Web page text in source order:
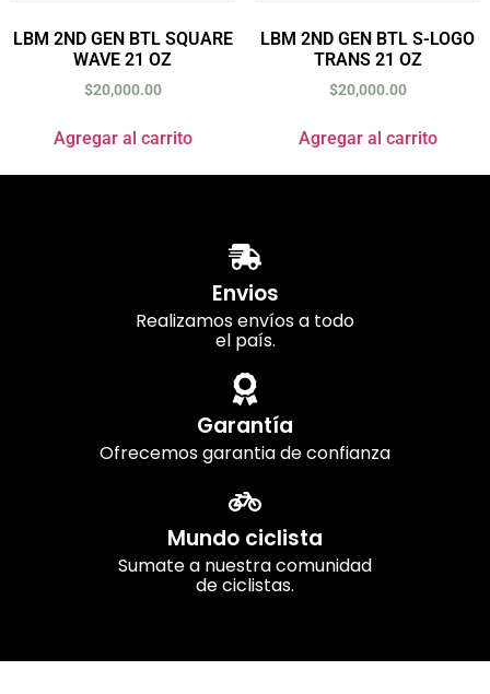
LBM 2ND GEN BTL SQUARE
WAVE 21 OZ
$20,000.00
Agregar al carrito
LBM 2ND GEN BTL S-LOGO
TRANS 21 OZ
$20,000.00
Agregar al carrito
Envios
Realizamos envíos a todo
el país.
Garantía
Ofrecemos garantia de confianza
Mundo ciclista
Sumate a nuestra comunidad
de ciclistas.